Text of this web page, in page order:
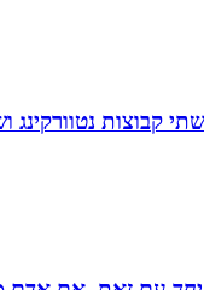
קבוצות נטוורקינג